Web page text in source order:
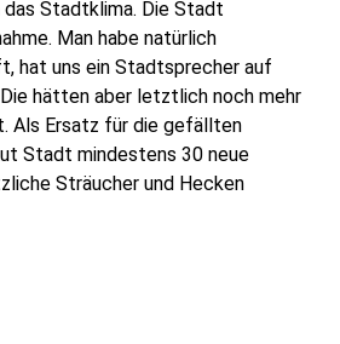
das Stadtklima. Die Stadt
Man habe natürlich
hat uns ein Stadtsprecher auf
hätten aber letztlich noch mehr
Als Ersatz für die gefällten
Stadt mindestens 30 neue
Sträucher und Hecken